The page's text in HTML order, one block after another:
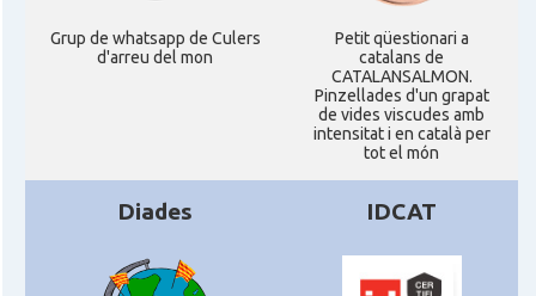
Delegació del Govern al Regne Unit i
Irlanda
Consolat general a Edinburgh
Ambaixada
Grup de whatsapp de Culers
d'arreu del mon
Petit qüestionari a
catalans de
CATALANSALMON.
Pinzellades d'un grapat
de vides viscudes amb
intensitat i en català per
tot el món
Diades IDCAT